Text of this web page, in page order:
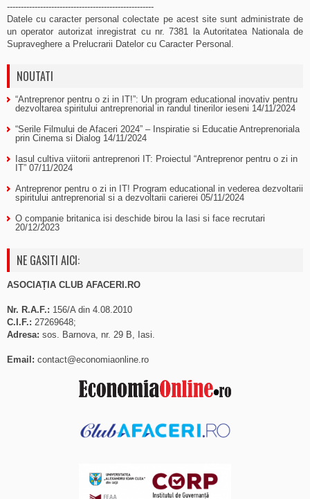
-----------------------------------------------------
Datele cu caracter personal colectate pe acest site sunt administrate de
un operator autorizat inregistrat cu nr. 7381 la Autoritatea Nationala de
Supraveghere a Prelucrarii Datelor cu Caracter Personal.
NOUTATI
“Antreprenor pentru o zi in IT!”: Un program educational inovativ pentru
dezvoltarea spiritului antreprenorial in randul tinerilor ieseni 14/11/2024
“Serile Filmului de Afaceri 2024” – Inspiratie si Educatie Antreprenoriala
prin Cinema si Dialog 14/11/2024
Iasul cultiva viitorii antreprenori IT: Proiectul “Antreprenor pentru o zi in
IT” 07/11/2024
Antreprenor pentru o zi in IT! Program educational in vederea dezvoltarii
spiritului antreprenorial si a dezvoltarii carierei 05/11/2024
O companie britanica isi deschide birou la Iasi si face recrutari
20/12/2023
NE GASITI AICI:
ASOCIAȚIA CLUB AFACERI.RO
Nr. R.A.F.: 156/A din 4.08.2010
C.I.F.: 27269648;
Adresa: sos. Barnova, nr. 29 B, Iasi.
Email: contact@economiaonline.ro